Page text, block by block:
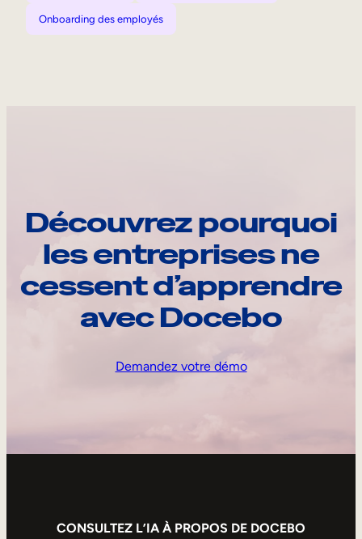
Onboarding des employés
Découvrez pourquoi
les entreprises ne
cessent d’apprendre
avec Docebo
Demandez votre démo
CONSULTEZ L’IA À PROPOS DE DOCEBO